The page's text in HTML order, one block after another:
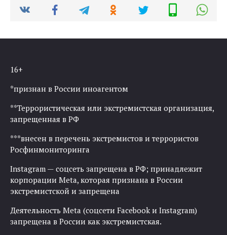
16+
*признан в России иноагентом
**Террористическая или экстремистская организация,
запрещенная в РФ
***внесен в перечень экстремистов и террористов
Росфинмониторинга
Instagram — соцсеть запрещена в РФ; принадлежит
корпорации Meta, которая признана в России
экстремистской и запрещена
Деятельность Meta (соцсети Facebook и Instagram)
запрещена в России как экстремистская.